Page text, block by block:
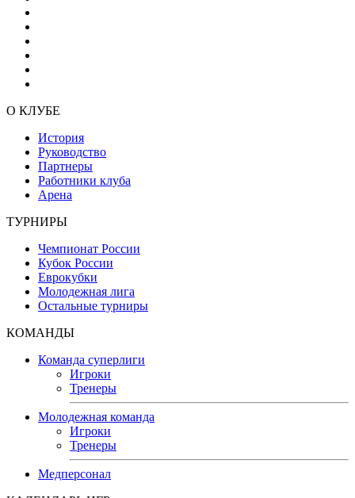
О КЛУБЕ
История
Руководство
Партнеры
Работники клуба
Арена
ТУРНИРЫ
Чемпионат России
Кубок России
Еврокубки
Молодежная лига
Остальные турниры
КОМАНДЫ
Команда суперлиги
Игроки
Тренеры
Молодежная команда
Игроки
Тренеры
Медперсонал